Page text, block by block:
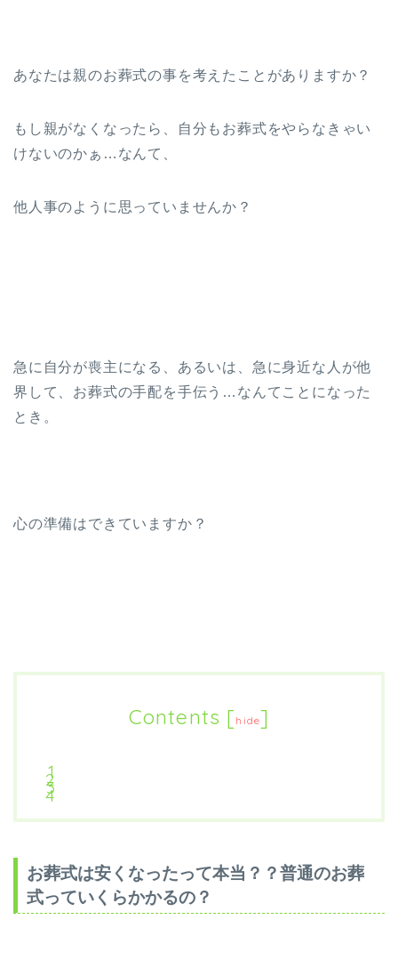
あなたは親のお葬式の事を考えたことがありますか？
もし親がなくなったら、自分もお葬式をやらなきゃい
けないのかぁ…なんて、
他人事のように思っていませんか？
急に自分が喪主になる、あるいは、急に身近な人が他
界して、お葬式の手配を手伝う…なんてことになった
とき。
心の準備はできていますか？
Contents [hide]
お葬式は安くなったって本当？？普通のお葬
式っていくらかかるの？